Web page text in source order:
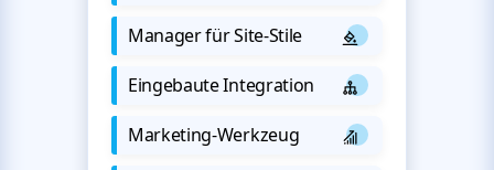
Manager für Site-Stile
Eingebaute Integration
Marketing-Werkzeug